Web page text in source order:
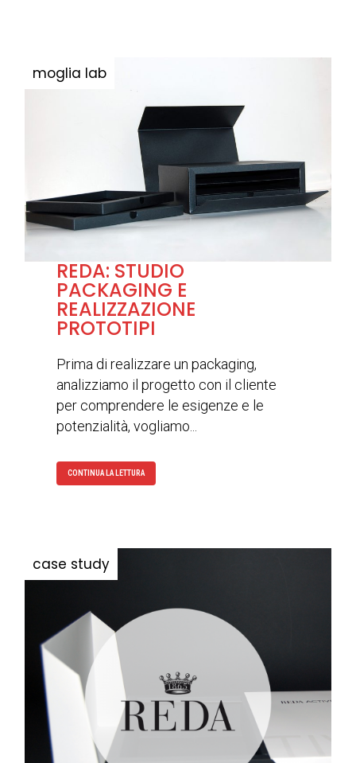
REDA: STUDIO
PACKAGING E
REALIZZAZIONE
PROTOTIPI
Prima di realizzare un packaging,
analizziamo il progetto con il cliente
per comprendere le esigenze e le
potenzialità, vogliamo...
CONTINUA LA LETTURA